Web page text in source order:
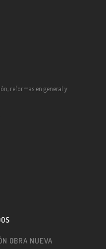
reformas en general y
OBRA NUEVA